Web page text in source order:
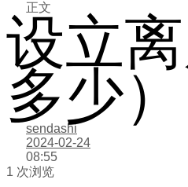
正文
设立
多少）
sendashi
2024-02-24
08:55
1 次浏览